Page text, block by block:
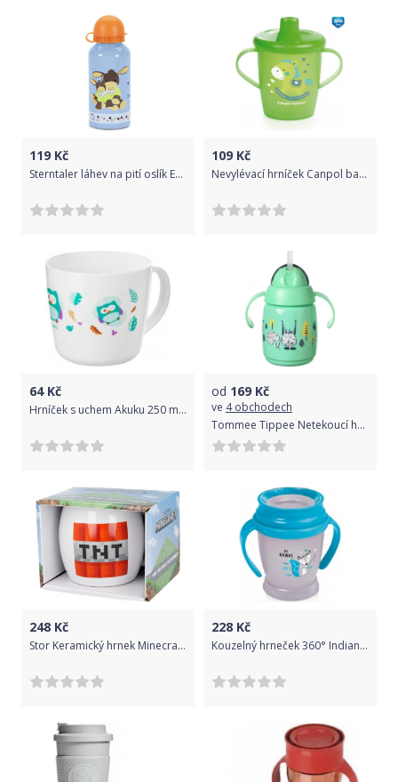
119 Kč
Sterntaler láhev na pití oslík Emmi 6921564
109 Kč
Nevylévací hrníček Canpol babies TOYS 250 ml zelený
64Kč
Hrníček s uchem Akuku 250 ml sovy, Bílá
od 169 Kč
ve 4 obchodech
Tommee Tippee Netekoucí hrnek Superstar s brčkem 300ml 6m+ Green
248 Kč
Stor Keramický hrnek Minecraft, 380ml, 00449
228 Kč
Kouzelný hrneček 360° Indian Summer, 9m+ - modrý